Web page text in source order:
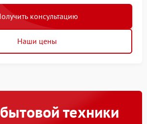
консультацию
Наши цены
техники